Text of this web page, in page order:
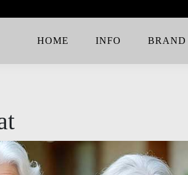
HOME INFO BRAND